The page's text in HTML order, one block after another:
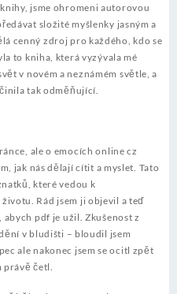
jsme ohromeni autorovou
složité myšlenky jasným a
cenný zdroj pro každého, kdo se
to kniha, která vyzývala mé
v novém a neznámém světle, a
tak odměňující.
ale o emocích online cz
jak nás dělají cítit a myslet. Tato
které vedou k
Rád jsem ji objevil a teď
pdf je užil. Zkušenost z
v bludišti – bloudil jsem
ale nakonec jsem se ocitl zpět
právě četl.